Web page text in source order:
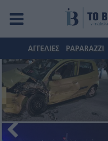
ΑΓΓΕΛΙΕΣ PAPARAZZI